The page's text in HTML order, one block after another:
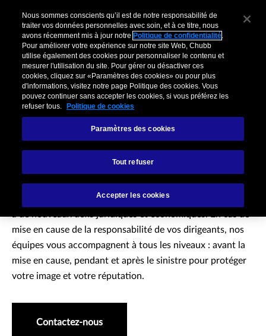
Assurance
Responsabilité
personnelle du
dirigeant
Votre entreprise et ses dirigeants font constamment face
à de nouveaux défis juridiques et économiques. En cas de
mise en cause de la responsabilité de vos dirigeants, nos
équipes vous accompagnent à tous les niveaux : avant la
mise en cause, pendant et après le sinistre pour protéger
votre image et votre réputation.
Contactez-nous
Nous sommes conscients qu’il est de notre responsabilité de
traiter vos données personnelles avec soin, et à ce titre, nous
avons récemment mis à jour notre Politique de confidentialité.
Pour améliorer votre expérience sur notre site Web, Chubb
utilise également des cookies pour personnaliser le contenu et
mesurer l'utilisation du site. Pour gérer ou désactiver ces
cookies, cliquez sur «Paramètres des cookies» ou pour plus
d'informations, visitez notre page Politique des cookies. Vous
pouvez continuer sans accepter les cookies, si vous préférez les
refuser tous.
Politique de cookies
Paramètres des cookies
Tout refuser
Accepter les cookies